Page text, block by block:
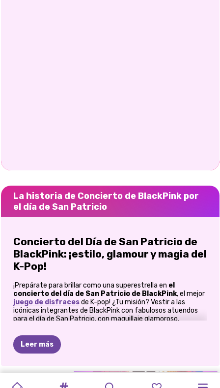
La historia de Concierto de BlackPink por
el día de San Patricio
Concierto del Día de San Patricio de
BlackPink: ¡estilo, glamour y magia del
K-Pop!
¡Prepárate para brillar como una superestrella en el
concierto del día de San Patricio de BlackPink, el mejor
juego de disfracesde K-pop! ¿Tu misión? Vestir a las
icónicas integrantes de BlackPink con fabulosos atuendos
para el día de San Patricio, con maquillaje glamoroso,
que estés creando un look elegante, atrevido o divertido, el
escenario está listo y es hora de dominar el estilo.
BlackPink
Leer más
MEJORES
CONCIERTO RIVALIDAD
FASHIONISTAS PRINCESSES